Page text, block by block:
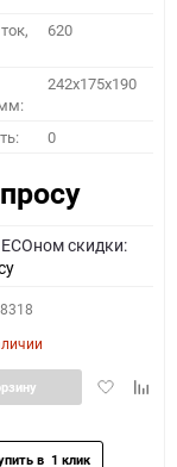
620
242x175x190
0
скидки:
Добавить